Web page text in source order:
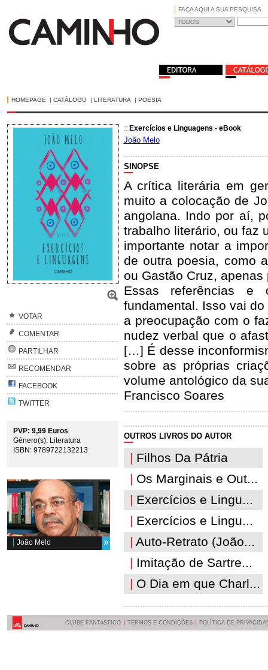
FAÇA AQUI A SUA PESQUISA
HOMEPAGE | CATÁLOGO| LITERATURA | POESIA
VOTAR
COMENTAR
PARTILHAR
RECOMENDAR
FACEBOOK
TWITTER
PVP: 9,99 Euros
Género(s): Literatura
ISBN: 9789722132213
João Melo
:: Exercícios e Linguagens - eBook
João Melo
SINOPSE
A crítica literária em
muito a colocação de
angolana. Indo por aí,
trabalho literário, ou faz
importante notar a
de outra poesia, como
ou Gastão Cruz,
Essas referências e
fundamental. Isso vai
a preocupação com o
nudez verbal que o
[…] É desse
sobre as próprias
volume antológico da
Francisco Soares
OUTROS LIVROS DO AUTOR
| Filhos Da Pátria
| Os Marginais e Out...
| Exercícios e Lingu...
| Exercícios e Lingu...
| Auto-Retrato (João...
| Imitação de Sartre...
| O Dia em que Charl...
CLUBE FANTáSTICO TERMOS E CONDIÇÕES POLÍTICA DE